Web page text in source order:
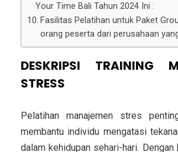
Your Time Bali Tahun 2024 Ini :
Fasilitas Pelatihan untuk Paket
orang peserta dari perusahaan
DESKRIPSI TRAINING
STRESS
Pelatihan manajemen stres
membantu individu mengatasi
dalam kehidupan sehari-hari. Dengan